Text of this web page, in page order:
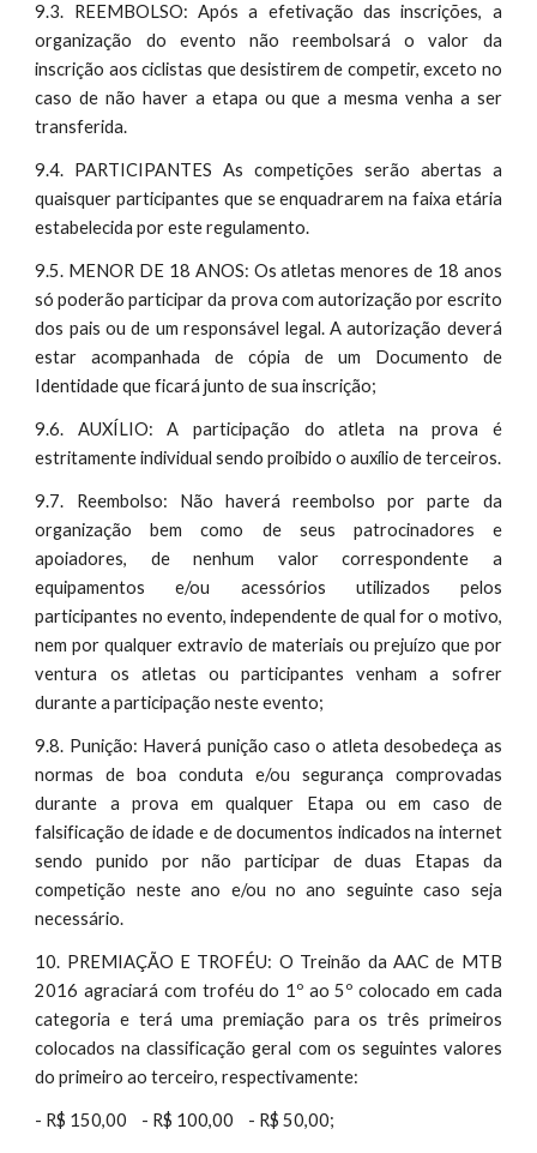
9.3. REEMBOLSO: Após a efetivação das inscrições, a
organização do evento não reembolsará o valor da
inscrição aos ciclistas que desistirem de competir, exceto no
caso de não haver a etapa ou que a mesma venha a ser
transferida.
9.4. PARTICIPANTES As competições serão abertas a
quaisquer participantes que se enquadrarem na faixa etária
estabelecida por este regulamento.
9.5. MENOR DE 18 ANOS: Os atletas menores de 18 anos
só poderão participar da prova com autorização por escrito
dos pais ou de um responsável legal. A autorização deverá
estar acompanhada de cópia de um Documento de
Identidade que ficará junto de sua inscrição;
9.6. AUXÍLIO: A participação do atleta na prova é
estritamente individual sendo proibido o auxílio de terceiros.
9.7. Reembolso: Não haverá reembolso por parte da
organização bem como de seus patrocinadores e
apoiadores, de nenhum valor correspondente a
equipamentos e/ou acessórios utilizados pelos
participantes no evento, independente de qual for o motivo,
nem por qualquer extravio de materiais ou prejuízo que por
ventura os atletas ou participantes venham a sofrer
durante a participação neste evento;
9.8. Punição: Haverá punição caso o atleta desobedeça as
normas de boa conduta e/ou segurança comprovadas
durante a prova em qualquer Etapa ou em caso de
falsificação de idade e de documentos indicados na internet
sendo punido por não participar de duas Etapas da
competição neste ano e/ou no ano seguinte caso seja
necessário.
10. PREMIAÇÃO E TROFÉU: O Treinão da AAC de MTB
2016 agraciará com troféu do 1º ao 5º colocado em cada
categoria e terá uma premiação para os três primeiros
colocados na classificação geral com os seguintes valores
do primeiro ao terceiro, respectivamente:
- R$ 150,00 - R$ 100,00 - R$ 50,00;